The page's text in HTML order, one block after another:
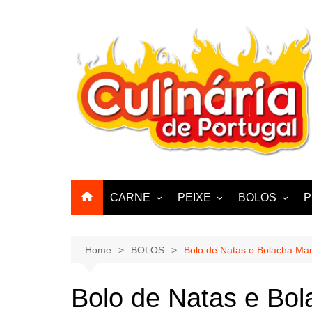
CARNE
FRANGO, PERÚ, PATO
PEIXE
POLVO, LULAS, CHOCO
BOLOS
BISCOITOS
PASTEIS,
CUPCAKES
Home BOLOS Bolo de Natas e Bolacha
Bolo de Natas e